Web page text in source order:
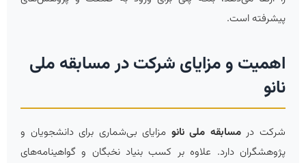
پیشرفته است.
اهمیت و مزایای شرکت در مسابقه ملی
نانو
شرکت درمسابقه ملی نانو مزایای بی‌شماری برای دانشجویان و
پژوهشگران دارد. علاوه بر کسب بنیاد نخبگان و گواهینامه‌های